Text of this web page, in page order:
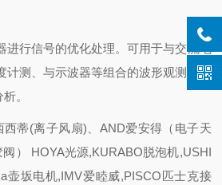
行信号的优化处理。可用于与交流电
计测、与示波器等组合的波形观测、与
。
蒂(离子风扇)、AND爱安得（电子天
） HOYA光源,KURABO脱泡机,USHI
壶坂电机,IMV爱睦威,PISCO匹士克接